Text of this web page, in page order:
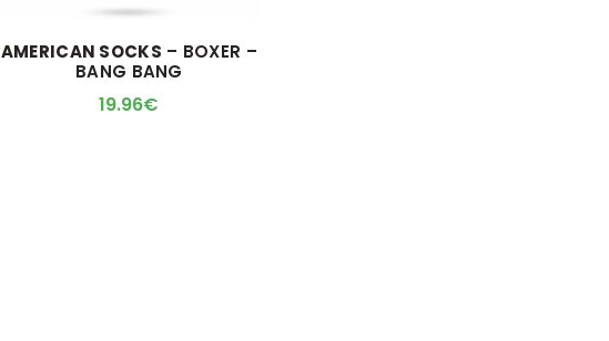
AMERICAN SOCKS – BOXER –
BANG BANG
19.96€